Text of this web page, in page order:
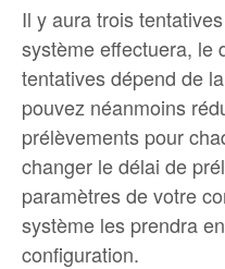
Il y aura trois
système effectuera, le
tentatives dépend de
pouvez néanmoins
prélèvements pour
changer le délai de
paramètres de votre
système les prendra
configuration.